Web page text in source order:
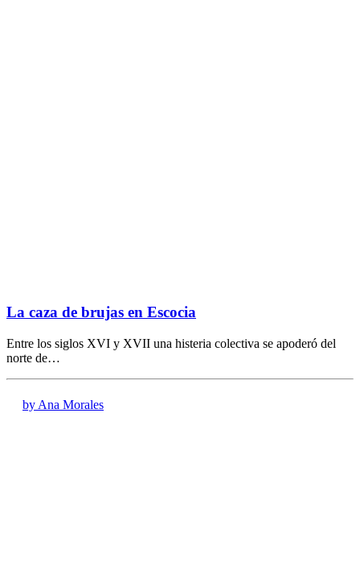
La caza de brujas en Escocia
Entre los siglos XVI y XVII una histeria colectiva se apoderó del
norte de…
by Ana Morales